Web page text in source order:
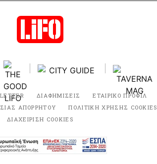
ΔΙΑΦΗΜΙΣΕΙΣ ΕΤΑΙΡΙΚΟ ΠΡΟΦΙΛ
ΑΠΟΡΡΗΤΟΥ
ΠΟΛΙΤΙΚΗ ΧΡΗΣΗΣ COOKIES
ΔΙΑΧΕΙΡΙΣΗ COOKIES